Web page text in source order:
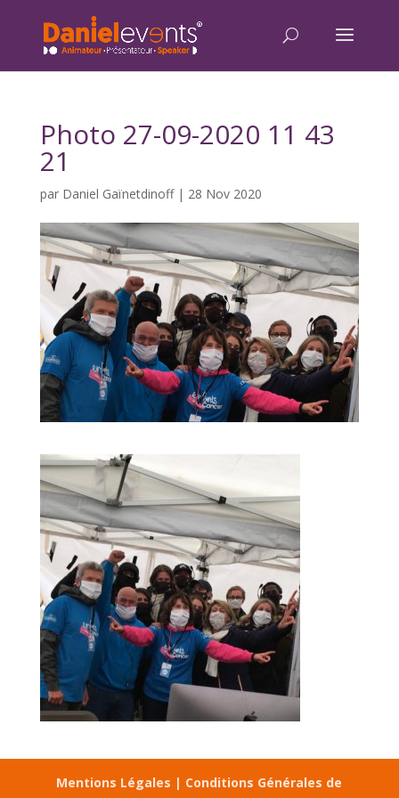
Photo 27-09-2020 11 43
21
par Daniel Gaïnetdinoff| 28 Nov 2020
Mentions Légales | Conditions Générales de